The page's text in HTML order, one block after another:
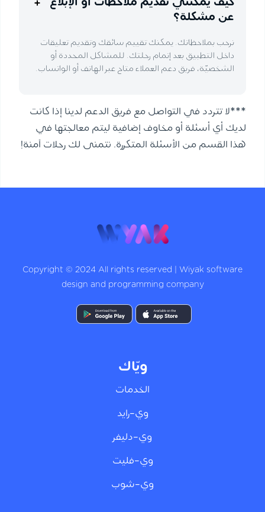
عن مشكلة؟
نرحب بملاحظاتك. يمكنك تقييم سائقك وتقديم تعليقات
داخل التطبيق بعد إتمام رحلتك. للمشاكل المحددة أو
الشخصيّة، فريق دعم العملاء متاح عبر الهاتف أو الواتساب.
***لا تتردد في التواصل مع فريق الدعم لدينا إذا كانت
لديك أي أسئلة أو مخاوف إضافية ليتم معالجتها في
هذا القسم من الأسئلة المتكررة. نتمنى لك رحلات آمنة!
Copyright © 2024 All rights reserved | Wiyak software
design and programming company
ويّاك
الخدمات
وي-رايد
وي-دليفر
وي-فليت
وي-شوب